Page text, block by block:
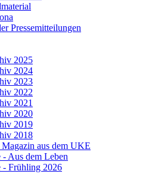
Pressemitteilungen
2025
2024
2023
2022
2021
2020
2019
2018
aus dem UKE
Aus dem Leben
- Frühling 2026